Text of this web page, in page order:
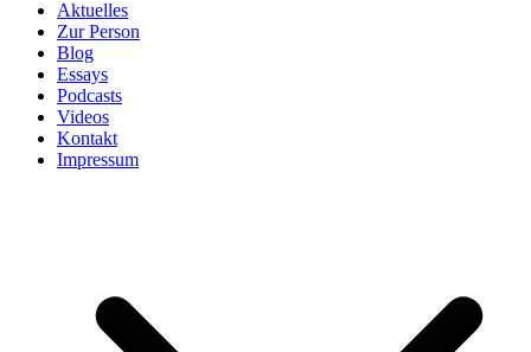
Aktuelles
Zur Person
Blog
Essays
Podcasts
Videos
Kontakt
Impressum